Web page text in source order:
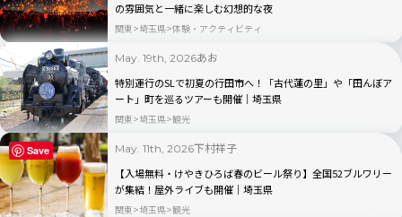
の雰囲気と一緒に楽しむ幻想的な夜
関東 埼玉県 体験・アクティビティ
May. 19th, 2026あお
特別運行のSLで初夏の行田市へ！「古代蓮の里」や「田んぼア
ート」町を巡るツアーも開催｜埼玉県
関東 埼玉県 観光
May. 11th, 2026下村祥子
【入場無料・けやきひろば春のビール祭り】全国52ブルワリー
が集結！屋外ライブも開催｜埼玉県
関東 埼玉県 観光
Save